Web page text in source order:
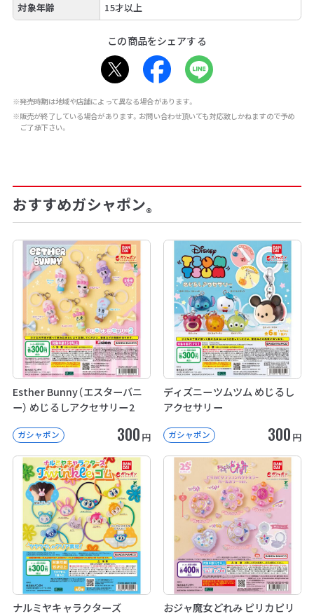
対象年齢
15才以上
この商品をシェアする
※発売時期は地域や店舗によって異なる場合があります。
※販売が終了している場合があります。お問い合わせ頂いても対応致しかねますので予め
ご了承下さい。
おすすめガシャポン®
Esther Bunny（エスターバニ
ー） めじるしアクセサリー2
ガシャポン 300 円
ディズニーツムツム めじるし
アクセサリー
ガシャポン 300 円
ナルミヤキャラクターズ
おジャ魔女どれみ ピリカピリ